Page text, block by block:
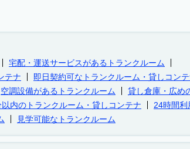
宅配・運送サービスがあるトランクルーム
テナ
即日契約可なトランクルーム・貸しコン
空調設備があるトランクルーム
貸し倉庫・広め
内のトランクルーム・貸しコンテナ
24時間利
見学可能なトランクルーム